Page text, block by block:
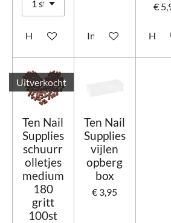
Houd mij op de hoogteIn winkelwagen
€
Uitverkocht
Ten Nail
Supplies
schuurr
olletjes
medium
180
gritt
100st
Ten Nail
Supplies
vijlen
opberg
box
€ 3,95